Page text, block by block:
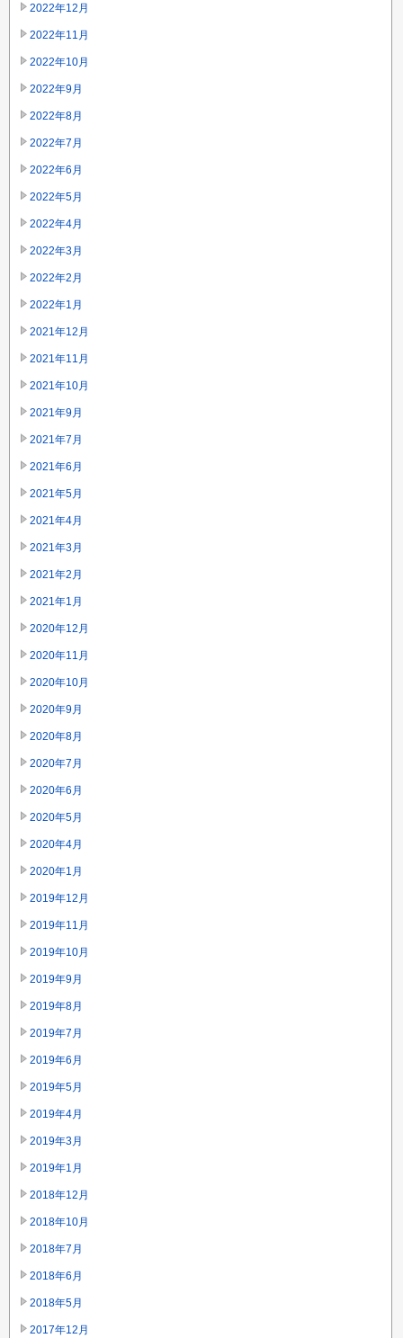
2022年12月
2022年11月
2022年10月
2022年9月
2022年8月
2022年7月
2022年6月
2022年5月
2022年4月
2022年3月
2022年2月
2022年1月
2021年12月
2021年11月
2021年10月
2021年9月
2021年7月
2021年6月
2021年5月
2021年4月
2021年3月
2021年2月
2021年1月
2020年12月
2020年11月
2020年10月
2020年9月
2020年8月
2020年7月
2020年6月
2020年5月
2020年4月
2020年1月
2019年12月
2019年11月
2019年10月
2019年9月
2019年8月
2019年7月
2019年6月
2019年5月
2019年4月
2019年3月
2019年1月
2018年12月
2018年10月
2018年7月
2018年6月
2018年5月
2017年12月